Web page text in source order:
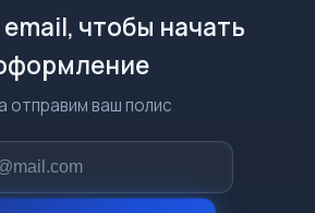
чтобы начать
отправим ваш полис